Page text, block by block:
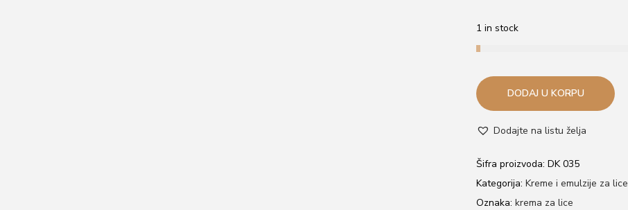
1 in stock
DODAJ U KORPU
Dodajte na listu želja
Šifra proizvoda: DK 035
Kategorija: Kreme i emulzije za lice
Oznaka: krema za lice